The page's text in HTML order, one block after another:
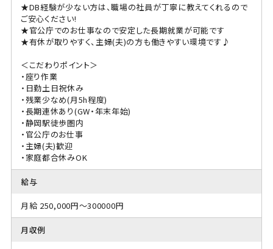
★DB経験が少ない方は、職場の社員が丁寧に教えてくれるので
ご安心ください!
★官公庁でのお仕事なので安定した長期就業が可能です
★有休が取りやすく、主婦(夫)の方も働きやすい環境です♪
＜こだわりポイント＞
・座り作業
・日勤土日祝休み
・残業少なめ(月5h程度)
・長期連休あり(GW・年末年始)
・静岡駅徒歩圏内
・官公庁のお仕事
・主婦(夫)歓迎
・家庭都合休みOK
給与
月給 250,000円～300000円
月収例